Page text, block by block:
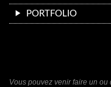
PORTFOLIO
Vous pouvez venir faire un